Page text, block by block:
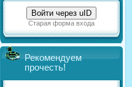
Войти через uID
Старая форма входа
Рекомендуем
прочесть!